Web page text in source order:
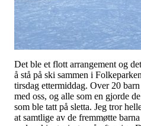
Det ble et flott arrangement og
å stå på ski sammen i
tirsdag ettermiddag. Over 20
med oss, og alle som en gjorde
som ble tatt på sletta. Jeg tror
at samtlige av de fremmøtte